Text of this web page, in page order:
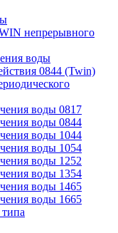
непрерывного
воды
0844 (Twin)
воды 0817
воды 0844
воды 1044
воды 1054
воды 1252
воды 1354
воды 1465
воды 1665